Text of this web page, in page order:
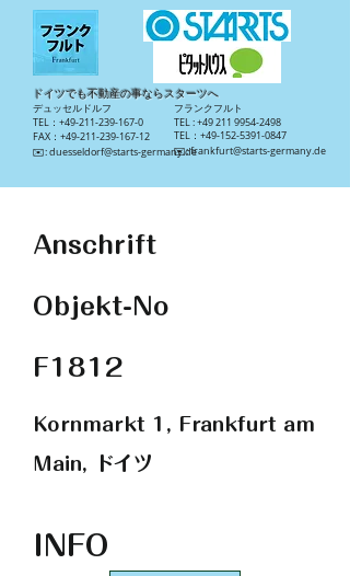
ドイツでも不動産の事ならスターツへ
​フランクフルト
TEL :+49 211 9954-2498
TEL：+49-152-5391-0847
​✉️:frankfurt@starts-germany.de
​デュッセルドルフ
TEL：+49-211-239-167-0
FAX：+49-211-239-167-12
​✉️:duesseldorf@starts-germany.de
Anschrift
Objekt-No
F1812
Kornmarkt 1, Frankfurt am
Main, ドイツ
INFO